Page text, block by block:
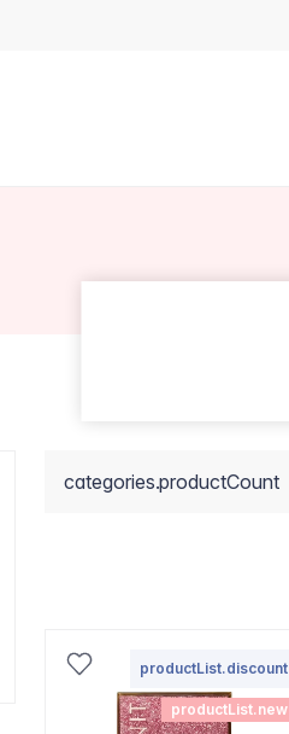
categories.productCount
productList.discount
productList.new